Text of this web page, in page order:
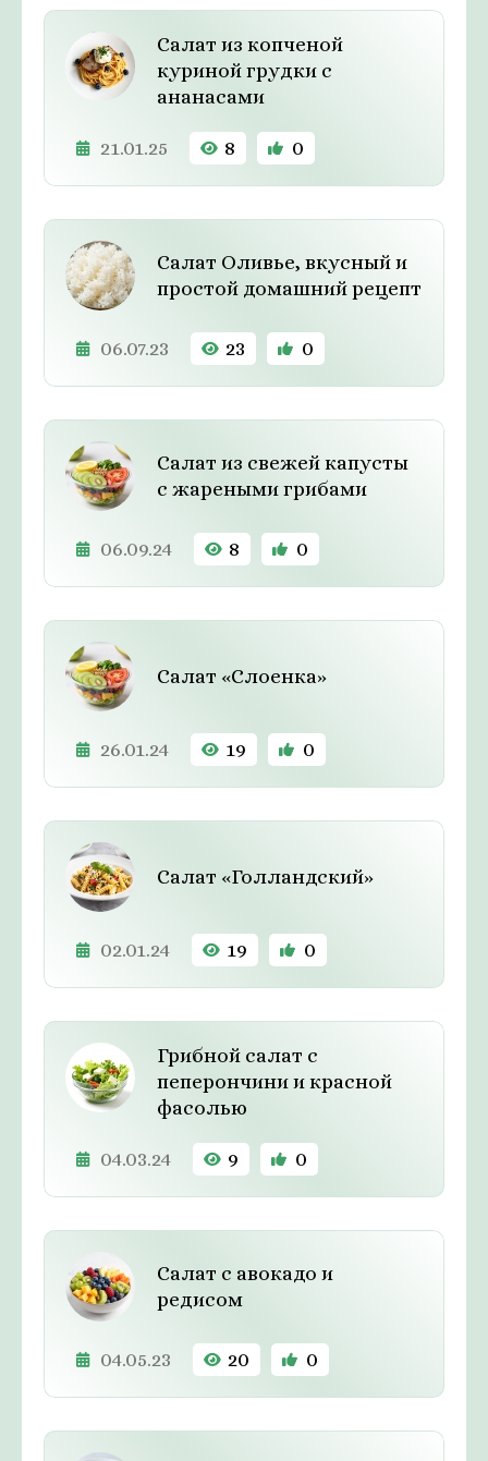
Салат из копченой
куриной грудки с
ананасами
21.01.25 8 0
Салат Оливье, вкусный и
простой домашний рецепт
06.07.23 23 0
Салат из свежей капусты
с жареными грибами
06.09.24 8 0
Салат «Слоенка»
26.01.24 19 0
Салат «Голландский»
02.01.24 19 0
Грибной салат с
пеперончини и красной
фасолью
04.03.24 9 0
Салат с авокадо и
редисом
04.05.23 20 0